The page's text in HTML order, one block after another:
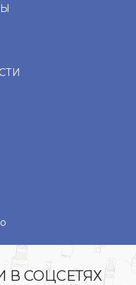
В СОЦСЕТЯХ